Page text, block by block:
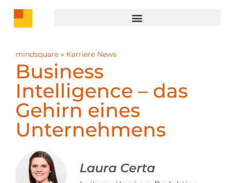
mindsquare » Karriere News
Business
Intelligence – das
Gehirn eines
Unternehmens
Laura Certa